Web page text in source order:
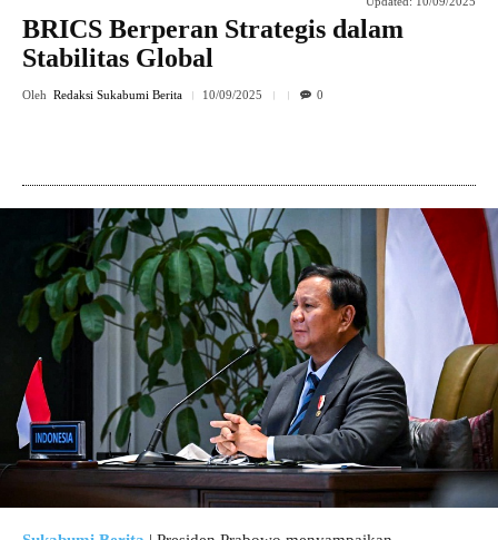
BRICS Berperan Strategis dalam
Stabilitas Global
Oleh Redaksi Sukabumi Berita 10/09/2025 0